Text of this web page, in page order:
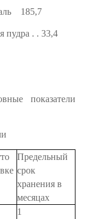
185,7
пудра . . 33,4
показатели
Предельный
срок
хранения в
месяцах
1